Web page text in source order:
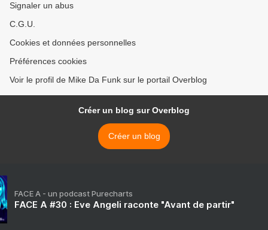
Signaler un abus
C.G.U.
Cookies et données personnelles
Préférences cookies
Voir le profil de Mike Da Funk sur le portail Overblog
Créer un blog sur Overblog
Créer un blog
FACE A - un podcast Purecharts
FACE A #30 : Eve Angeli raconte "Avant de partir"